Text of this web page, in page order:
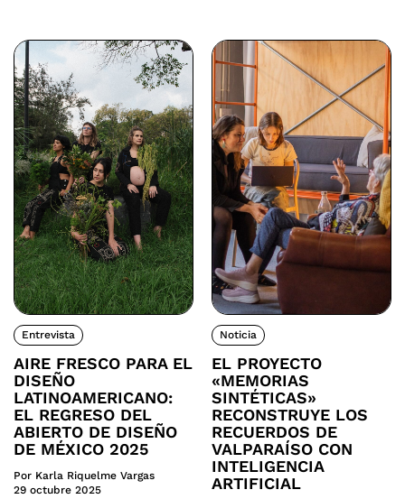
Entrevista
AIRE FRESCO PARA EL
DISEÑO
LATINOAMERICANO:
EL REGRESO DEL
ABIERTO DE DISEÑO
DE MÉXICO 2025
Por Karla Riquelme Vargas
29 octubre 2025
Noticia
EL PROYECTO
«MEMORIAS
SINTÉTICAS»
RECONSTRUYE LOS
RECUERDOS DE
VALPARAÍSO CON
INTELIGENCIA
ARTIFICIAL